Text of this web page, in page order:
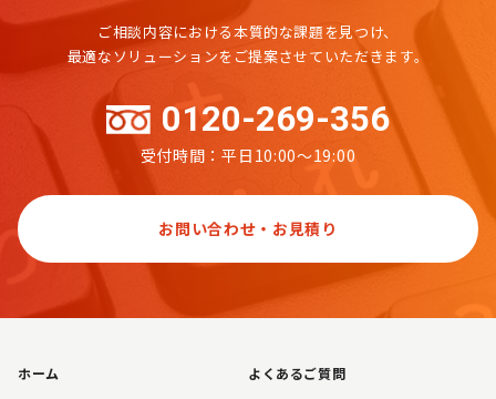
ご相談内容における本質的な課題を見つけ、
最適なソリューションをご提案させていただきます。
0120-269-356
受付時間：平日10:00～19:00
お問い合わせ・お見積り
ホーム よくあるご質問